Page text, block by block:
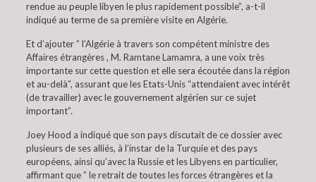
rendue au peuple libyen le plus rapidement possible”, a-t-il
indiqué au terme de sa première visite en Algérie.
Et d’ajouter ” l’Algérie à travers son compétent ministre des
Affaires étrangères , M. Ramtane Lamamra, a une voix très
importante sur cette question et elle sera écoutée dans la région
et au-delà”, assurant que les Etats-Unis “attendaient avec intérêt
(de travailler) avec le gouvernement algérien sur ce sujet
important”.
Joey Hood a indiqué que son pays discutait de ce dossier avec
plusieurs de ses alliés, à l’instar de la Turquie et des pays
européens, ainsi qu’avec la Russie et les Libyens en particulier,
affirmant que ” le retrait de toutes les forces étrangères et la